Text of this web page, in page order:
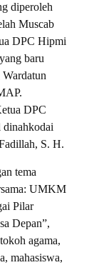
diperoleh
Muscab
DPC Hipmi
baru
DPC
S. H.
tema
UMKM
Pilar
Depan”,
agama,
mahasiswa,